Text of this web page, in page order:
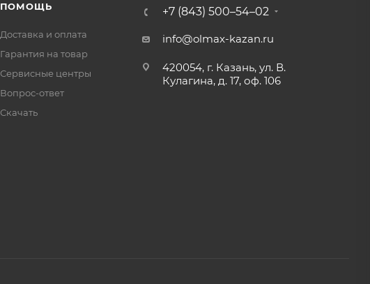
ПОМОЩЬ
Доставка и оплата
Гарантия на товар
Сервисные центры
Вопрос-ответ
Скачать
+7 (843) 500–54–02
info@olmax-kazan.ru
420054, г. Казань, ул. В.
Кулагина, д. 17, оф. 106